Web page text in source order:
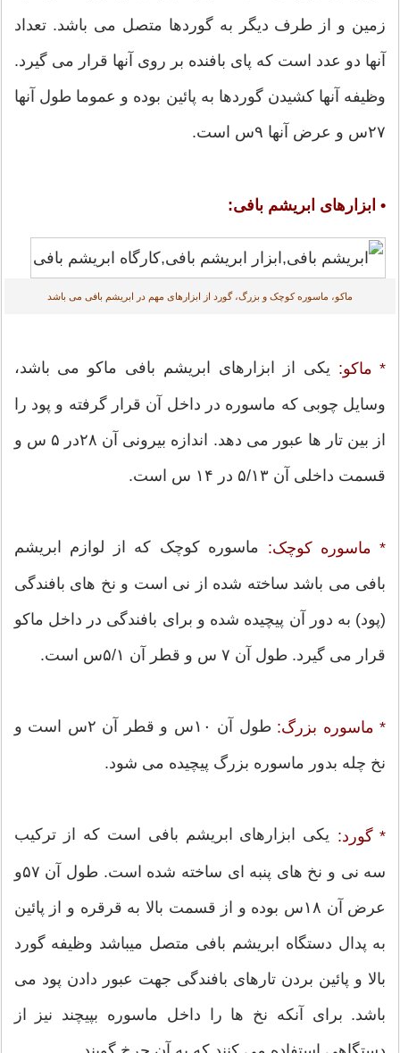
زمین و از طرف دیگر به گوردها متصل می باشد. تعداد
آنها دو عدد است که پای بافنده بر روی آنها قرار می گیرد.
وظیفه آنها کشیدن گوردها به پائین بوده و عموما طول آنها
۲۷س و عرض آنها ۹س است.
• ابزارهای ابریشم بافی:
ماکو، ماسوره کوچک و بزرگ، گورد از ابزارهای مهم در ابریشم بافی می باشد
* ماکو: یکی از ابزارهای ابریشم بافی ماکو می باشد،
وسایل چوبی که ماسوره در داخل آن قرار گرفته و پود را
از بین تار ها عبور می دهد. اندازه بیرونی آن ۲۸در ۵ س و
قسمت داخلی آن ۵/۱۳ در ۱۴ س است.
* ماسوره کوچک: ماسوره کوچک که از لوازم ابریشم
بافی می باشد ساخته شده از نی است و نخ های بافندگی
(پود) به دور آن پیچیده شده و برای بافندگی در داخل ماکو
قرار می گیرد. طول آن ۷ س و قطر آن ۵/۱س است.
* ماسوره بزرگ: طول آن ۱۰س و قطر آن ۲س است و
نخ چله بدور ماسوره بزرگ پیچیده می شود.
* گورد: یکی ابزارهای ابریشم بافی است که از ترکیب
سه نی و نخ های پنبه ای ساخته شده است. طول آن ۵۷و
عرض آن ۱۸س بوده و از قسمت بالا به قرقره و از پائین
به پدال دستگاه ابریشم بافی متصل میباشد وظیفه گورد
بالا و پائین بردن تارهای بافندگی جهت عبور دادن پود می
باشد. برای آنکه نخ ها را داخل ماسوره بپیچند نیز از